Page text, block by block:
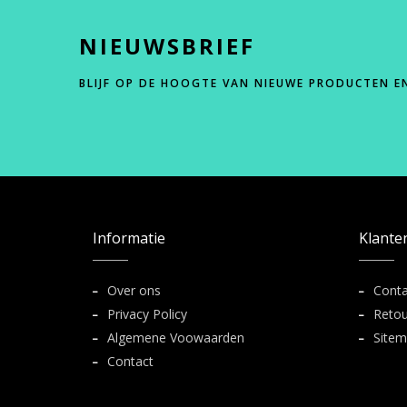
NIEUWSBRIEF
BLIJF OP DE HOOGTE VAN NIEUWE PRODUCTEN
Informatie
Over ons
Privacy Policy
Algemene Voowaarden
Contact